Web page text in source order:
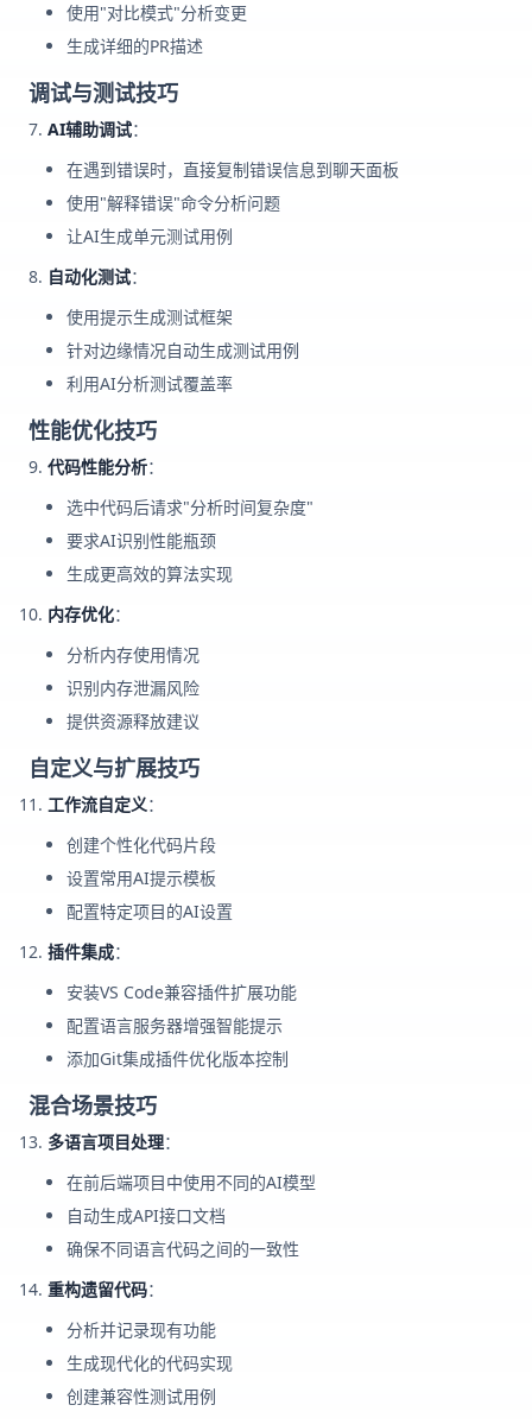
使用"对比模式"分析变更
生成详细的PR描述
调试与测试技巧
AI辅助调试：
在遇到错误时，直接复制错误信息到聊天面板
使用"解释错误"命令分析问题
让AI生成单元测试用例
自动化测试：
使用提示生成测试框架
针对边缘情况自动生成测试用例
利用AI分析测试覆盖率
性能优化技巧
代码性能分析：
选中代码后请求"分析时间复杂度"
要求AI识别性能瓶颈
生成更高效的算法实现
内存优化：
分析内存使用情况
识别内存泄漏风险
提供资源释放建议
自定义与扩展技巧
工作流自定义：
创建个性化代码片段
设置常用AI提示模板
配置特定项目的AI设置
插件集成：
安装VS Code兼容插件扩展功能
配置语言服务器增强智能提示
添加Git集成插件优化版本控制
混合场景技巧
多语言项目处理：
在前后端项目中使用不同的AI模型
自动生成API接口文档
确保不同语言代码之间的一致性
重构遗留代码：
分析并记录现有功能
生成现代化的代码实现
创建兼容性测试用例